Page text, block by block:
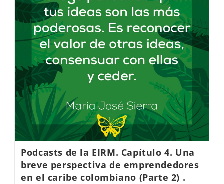
Podcasts de la EIRM. Capítulo 4. Una
breve perspectiva de emprendedores
en el caribe colombiano (Parte 2) .